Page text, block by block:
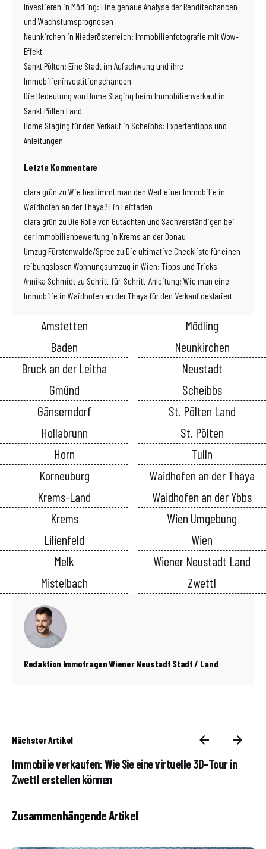
Investieren in Mödling: Eine genaue Analyse der Renditechancen
und Wachstumsprognosen
Neunkirchen in Niederösterreich: Immobilienfotografie mit Wow-
Effekt
Sankt Pölten: Eine Stadt im Aufschwung und ihre
Immobilieninvestitionschancen
Die Bedeutung von Home Staging beim Immobilienverkauf in
Sankt Pölten Land
Home Staging für den Verkauf in Scheibbs: Expertentipps und
Anleitungen
Letzte Kommentare
clara grün zu Wie bestimmt man den Wert einer Immobilie in
Waidhofen an der Thaya? Ein Leitfaden
clara grün zu Die Rolle von Gutachten und Sachverständigen bei
der Immobilienbewertung in Krems an der Donau
Umzug Fürstenwalde/Spree zu Die ultimative Checkliste für einen
reibungslosen Wohnungsumzug in Wien: Tipps und Tricks
Annika Schmidt zu Schritt-für-Schritt-Anleitung: Wie man eine
Immobilie in Waidhofen an der Thaya für den Verkauf deklariert
Amstetten
Baden
Bruck an der Leitha
Gmünd
Gänserndorf
Hollabrunn
Horn
Korneuburg
Krems-Land
Krems
Lilienfeld
Melk
Mistelbach
Mödling
Neunkirchen
Neustadt
Scheibbs
St. Pölten Land
St. Pölten
Tulln
Waidhofen an der Thaya
Waidhofen an der Ybbs
Wien Umgebung
Wien
Wiener Neustadt Land
Zwettl
Redaktion Immofragen Wiener Neustadt Stadt / Land
Nächster Artikel
Immobilie verkaufen: Wie Sie eine virtuelle 3D-Tour in
Zwettl erstellen können
Zusammenhängende Artikel